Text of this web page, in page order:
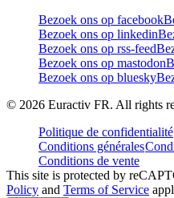
Bezoek ons op facebook
Bezoek ons op linkedin
Bezoek ons op rss-feed
Bezoek ons op mastodon
Bezoek ons op bluesky
© 2026 Euractiv FR. All rights
Politique de confidentialité
Conditions générales
Conditions de vente
This site is protected by
Policy and Terms of Service